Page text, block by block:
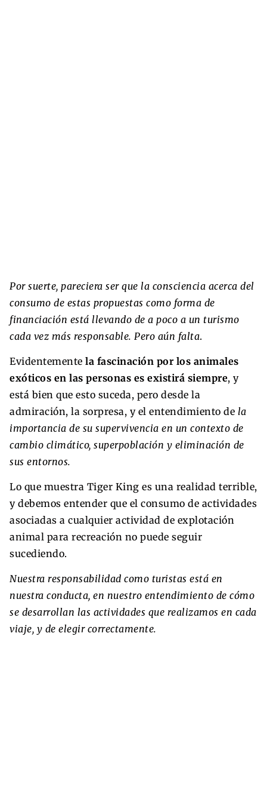
Por suerte, pareciera ser que la consciencia acerca del
consumo de estas propuestas como forma de
financiación está llevando de a poco a un turismo
cada vez más responsable. Pero aún falta.
Evidentemente la fascinación por los animales
exóticos en las personas es existirá siempre, y
está bien que esto suceda, pero desde la
admiración, la sorpresa, y el entendimiento de la
importancia de su supervivencia en un contexto de
cambio climático, superpoblación y eliminación de
sus entornos.
Lo que muestra Tiger King es una realidad terrible,
y debemos entender que el consumo de actividades
asociadas a cualquier actividad de explotación
animal para recreación no puede seguir
sucediendo.
Nuestra responsabilidad como turistas está en
nuestra conducta, en nuestro entendimiento de cómo
se desarrollan las actividades que realizamos en cada
viaje, y de elegir correctamente.